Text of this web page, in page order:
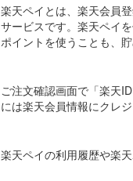
楽天ペイとは、楽天会員
サービスです。楽天ペイ
ポイントを使うことも、
ご注文確認画面で「楽天
には楽天会員情報にクレ
楽天ペイの利用履歴や楽